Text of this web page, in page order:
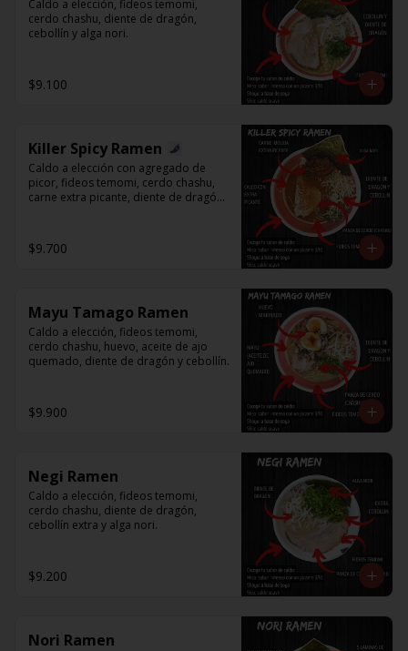
Caldo a elección, fideos temomi,
cerdo chashu, diente de dragón,
cebollín y alga nori.
$9.100
Killer Spicy Ramen
Caldo a elección con agregado de
picor, fideos temomi, cerdo chashu,
carne extra picante, diente de dragón,
$9.700
Mayu Tamago Ramen
Caldo a elección, fideos temomi,
cerdo chashu, huevo, aceite de ajo
quemado, diente de dragón y cebollín.
$9.900
Negi Ramen
Caldo a elección, fideos temomi,
cerdo chashu, diente de dragón,
cebollín extra y alga nori.
$9.200
Nori Ramen